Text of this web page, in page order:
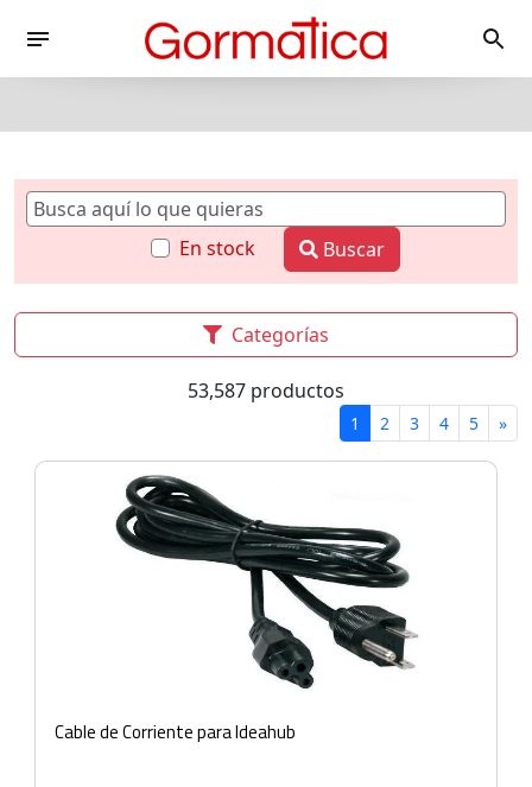
En stock Buscar
Categorías
53,587 productos
1 2 3 4 5 »
Cable de Corriente para Ideahub